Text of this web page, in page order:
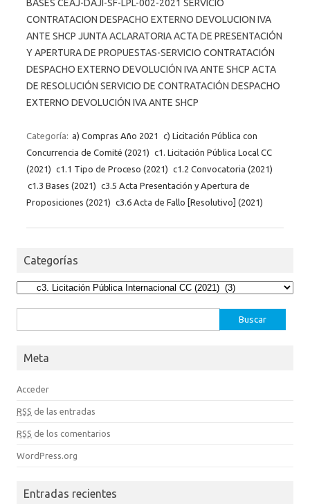
BASES CEAJ-DAJI-SF-LPL-002-2021 SERVICIO
CONTRATACION DESPACHO EXTERNO DEVOLUCION IVA
ANTE SHCP JUNTA ACLARATORIA ACTA DE PRESENTACIÓN
Y APERTURA DE PROPUESTAS-SERVICIO CONTRATACIÓN
DESPACHO EXTERNO DEVOLUCIÓN IVA ANTE SHCP ACTA
DE RESOLUCIÓN SERVICIO DE CONTRATACIÓN DESPACHO
EXTERNO DEVOLUCIÓN IVA ANTE SHCP
Categoría: a) Compras Año 2021
c) Licitación Pública con
Concurrencia de Comité (2021) c1. Licitación Pública Local CC
(2021) c1.1 Tipo de Proceso (2021) c1.2 Convocatoria (2021)
c1.3 Bases (2021) c3.5 Acta Presentación y Apertura de
Proposiciones (2021) c3.6 Acta de Fallo [Resolutivo] (2021)
Categorías
Categorías
Meta
Acceder
RSS de las entradas
RSS de los comentarios
WordPress.org
Entradas recientes